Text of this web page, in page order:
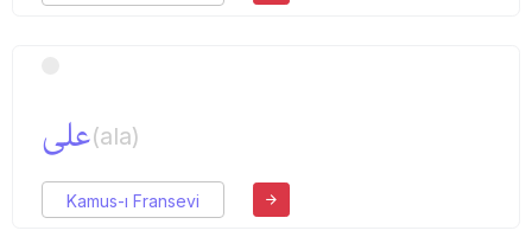
علی(ala)
Kamus-ı Fransevi